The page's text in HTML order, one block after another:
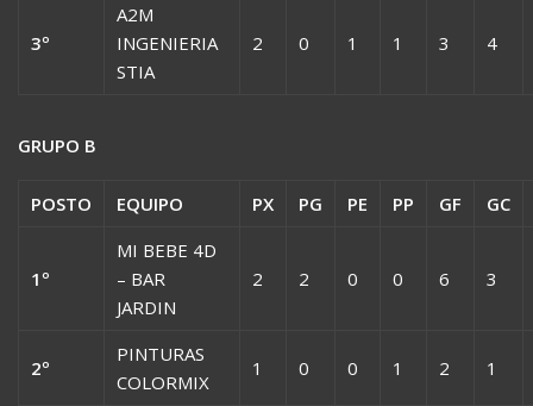
3º
A2M
INGENIERIA
STIA
2 0 1 1 3 4
GRUPO B
POSTO EQUIPO PX PG PE PP GF GC
1º
MI BEBE 4D
– BAR
JARDIN
2 2 0 0 6 3
2º
PINTURAS
COLORMIX
1 0 0 1 2 1